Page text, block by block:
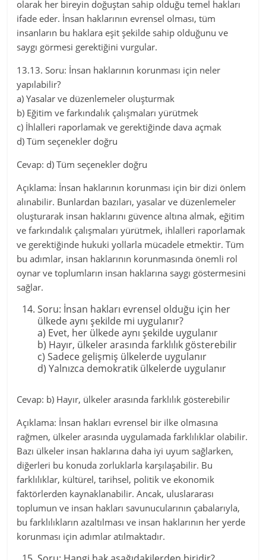
olarak her bireyin doğuştan sahip olduğu temel hakları
ifade eder. İnsan haklarının evrensel olması, tüm
insanların bu haklara eşit şekilde sahip olduğunu ve
saygı görmesi gerektiğini vurgular.
13.13. Soru: İnsan haklarının korunması için neler
yapılabilir?
a) Yasalar ve düzenlemeler oluşturmak
b) Eğitim ve farkındalık çalışmaları yürütmek
c) İhlalleri raporlamak ve gerektiğinde dava açmak
d) Tüm seçenekler doğru
Cevap: d) Tüm seçenekler doğru
Açıklama: İnsan haklarının korunması için bir dizi önlem
alınabilir. Bunlardan bazıları, yasalar ve düzenlemeler
oluşturarak insan haklarını güvence altına almak, eğitim
ve farkındalık çalışmaları yürütmek, ihlalleri raporlamak
ve gerektiğinde hukuki yollarla mücadele etmektir. Tüm
bu adımlar, insan haklarının korunmasında önemli rol
oynar ve toplumların insan haklarına saygı göstermesini
sağlar.
Soru: İnsan hakları evrensel olduğu için her
ülkede aynı şekilde mi uygulanır?
a) Evet, her ülkede aynı şekilde uygulanır
b) Hayır, ülkeler arasında farklılık gösterebilir
c) Sadece gelişmiş ülkelerde uygulanır
d) Yalnızca demokratik ülkelerde uygulanır
Cevap: b) Hayır, ülkeler arasında farklılık gösterebilir
Açıklama: İnsan hakları evrensel bir ilke olmasına
rağmen, ülkeler arasında uygulamada farklılıklar olabilir.
Bazı ülkeler insan haklarına daha iyi uyum sağlarken,
diğerleri bu konuda zorluklarla karşılaşabilir. Bu
farklılıklar, kültürel, tarihsel, politik ve ekonomik
faktörlerden kaynaklanabilir. Ancak, uluslararası
toplumun ve insan hakları savunucularının çabalarıyla,
bu farklılıkların azaltılması ve insan haklarının her yerde
korunması için adımlar atılmaktadır.